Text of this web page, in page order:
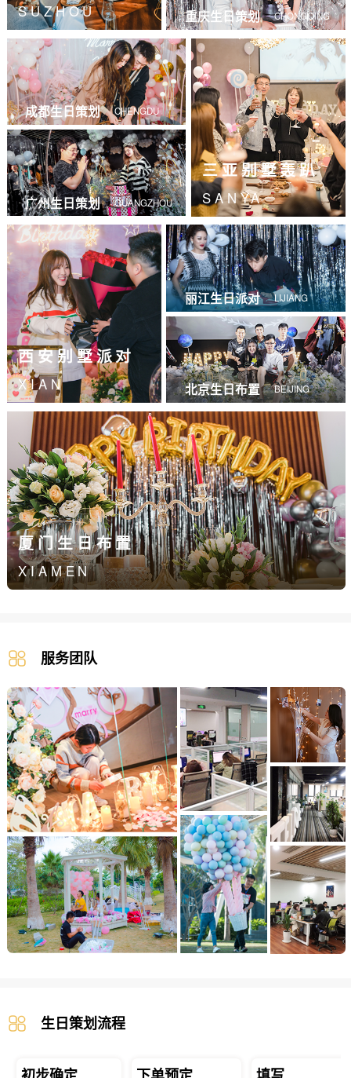
SUZHOU 重庆生日策划 CHONGQING
成都生日策划 CHENGDU
广州生日策划 GUANGZHOU
三亚别墅轰趴
SANYA
西安别墅派对
XIAN
丽江生日派对 LIJIANG
北京生日布置 BEIJING
厦门生日布置
XIAMEN
服务团队
生日策划流程